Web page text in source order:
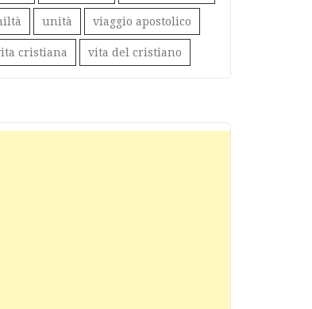
unità viaggio apostolico
cristiana vita del cristiano